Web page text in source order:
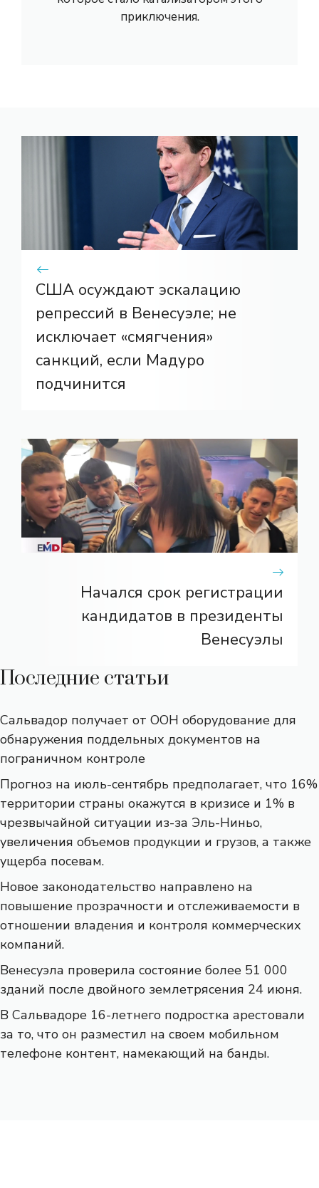
приключения.
США осуждают эскалацию
репрессий в Венесуэле; не
исключает «смягчения»
санкций, если Мадуро
подчинится
Начался срок регистрации
кандидатов в президенты
Венесуэлы
Последние статьи
Сальвадор получает от ООН оборудование для
обнаружения поддельных документов на
пограничном контроле
Прогноз на июль-сентябрь предполагает, что 16%
территории страны окажутся в кризисе и 1% в
чрезвычайной ситуации из-за Эль-Ниньо,
увеличения объемов продукции и грузов, а также
ущерба посевам.
Новое законодательство направлено на
повышение прозрачности и отслеживаемости в
отношении владения и контроля коммерческих
компаний.
Венесуэла проверила состояние более 51 000
зданий после двойного землетрясения 24 июня.
В Сальвадоре 16-летнего подростка арестовали
за то, что он разместил на своем мобильном
телефоне контент, намекающий на банды.